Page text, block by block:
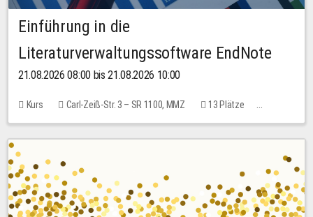
Einführung in die
Literaturverwaltungssoftware EndNote
21.08.2026 08:00 bis 21.08.2026 10:00
Kurs Carl-Zeiß-Str. 3 – SR 1100, MMZ
13 Plätze
10,00 EUR